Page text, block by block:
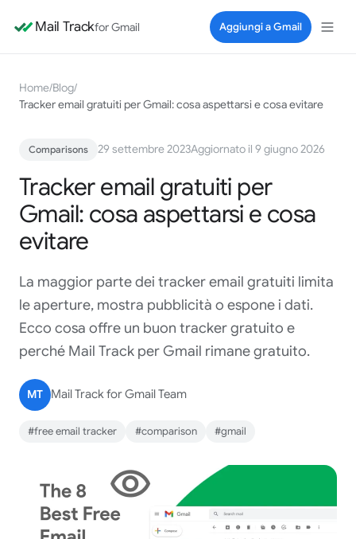
Mail Trackfor Gmail Aggiungi a Gmail
Home/Blog/
Tracker email gratuiti per Gmail: cosa aspettarsi e cosa evitare
Comparisons 29 settembre 2023Aggiornato il 9 giugno 2026
Tracker email gratuiti per
Gmail: cosa aspettarsi e cosa
evitare
La maggior parte dei tracker email gratuiti limita
le aperture, mostra pubblicità o espone i dati.
Ecco cosa offre un buon tracker gratuito e
perché Mail Track per Gmail rimane gratuito.
MT Mail Track for Gmail Team
#free email tracker #comparison #gmail